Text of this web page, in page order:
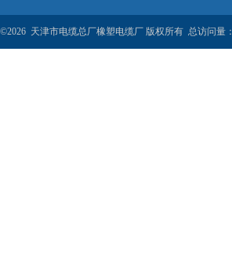
©2026 天津市电缆总厂橡塑电缆厂 版权所有 总访问量：